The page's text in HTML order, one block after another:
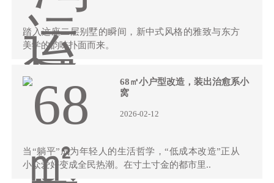
踏入这座二层别墅的瞬间，新中式风格的雅致与东方
美学的韵味扑面而来。
68㎡小户型改造，装出治愈系小
窝
2026-02-12
当“躺平”成为年轻人的生活哲学，“低成本改造”正从
小众爱好变成全民热潮。在寸土寸金的都市里..